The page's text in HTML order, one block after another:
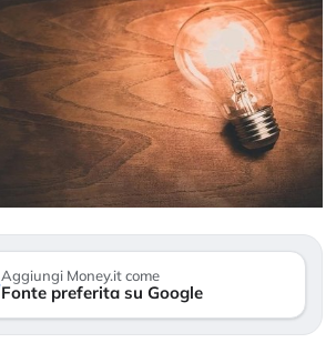
Aggiungi Money.it come
Fonte preferita su Google